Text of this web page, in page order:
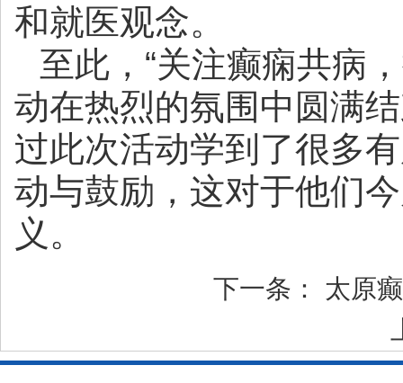
和就医观念。
至此，“关注癫痫共病
动在热烈的氛围中圆满
过此次活动学到了很多
动与鼓励，这对于他们
义。
下一条： 太原